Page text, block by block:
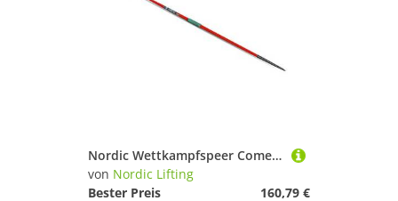
Nordic Wettkampfspeer Comet Alu 500 g Flex 12.6
von Nordic Lifting
Bester Preis
160,79 €